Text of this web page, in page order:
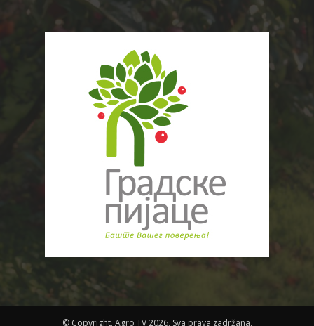
© Copyright. Agro TV 2026. Sva prava zadržana.